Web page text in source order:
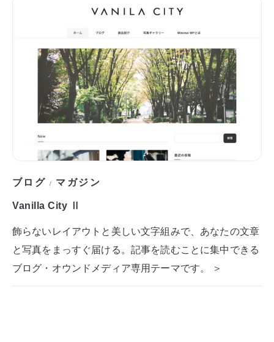
ブログ / マガジン
Vanilla City Ⅱ
飾らないレイアウトと美しい文字組みで、あなたの文章
と写真をまっすぐ届ける。記事を読むことに集中できる
ブログ・オウンドメディア専用テーマです。 ＞